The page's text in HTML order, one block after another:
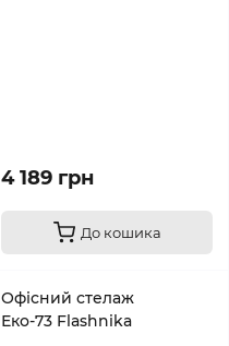
4 189 грн
До кошика
Офісний стелаж
Еко-73 Flashnika